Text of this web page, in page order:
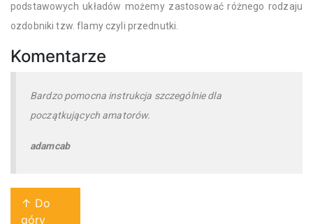
podstawowych układów możemy zastosować różnego rodzaju
ozdobniki tzw. flamy czyli przednutki.
Komentarze
Bardzo pomocna instrukcja szczególnie dla
początkujących amatorów.
adamcab
↑ Do
góry